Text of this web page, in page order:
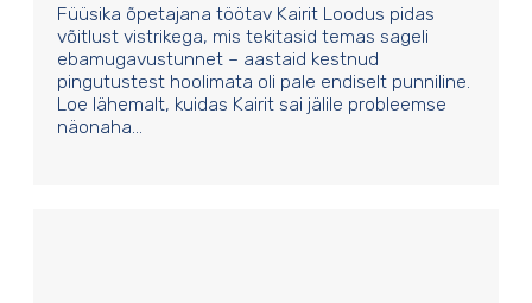
Füüsika õpetajana töötav Kairit Loodus pidas
võitlust vistrikega, mis tekitasid temas sageli
ebamugavustunnet – aastaid kestnud
pingutustest hoolimata oli pale endiselt punniline.
Loe lähemalt, kuidas Kairit sai jälile probleemse
näonaha…